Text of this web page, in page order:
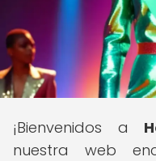
¡Bienvenidos a
nuestra web